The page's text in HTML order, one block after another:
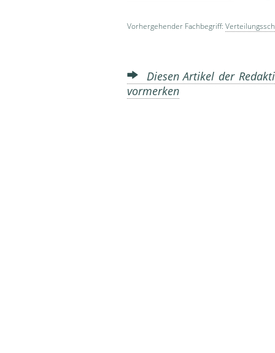
Vorhergehender Fachbegriff:
Diesen Artikel der
vormerken